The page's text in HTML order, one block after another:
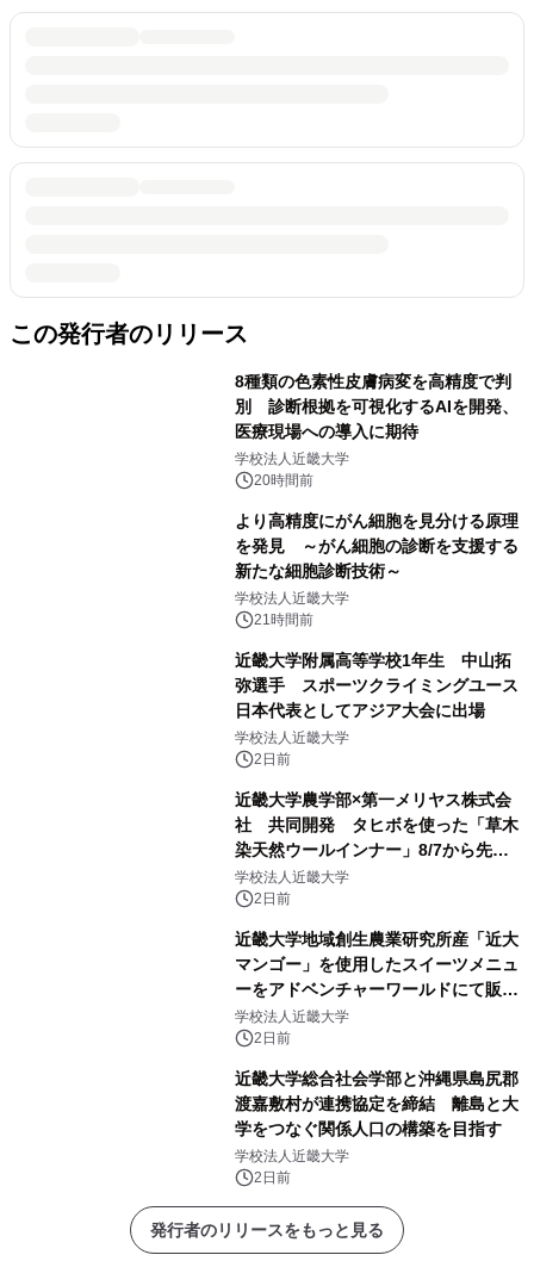
この発行者のリリース
8種類の色素性皮膚病変を高精度で判
別 診断根拠を可視化するAIを開発、
医療現場への導入に期待
学校法人近畿大学
20時間前
より高精度にがん細胞を見分ける原理
を発見 ～がん細胞の診断を支援する
新たな細胞診断技術～
学校法人近畿大学
21時間前
近畿大学附属高等学校1年生 中山拓
弥選手 スポーツクライミングユース
日本代表としてアジア大会に出場
学校法人近畿大学
2日前
近畿大学農学部×第一メリヤス株式会
社 共同開発 タヒボを使った「草木
染天然ウールインナー」8/7から先行
販売
学校法人近畿大学
2日前
近畿大学地域創生農業研究所産「近大
マンゴー」を使用したスイーツメニュ
ーをアドベンチャーワールドにて販売
します パークでしか味わえない期間
限定スイーツを楽しんで♪
学校法人近畿大学
2日前
近畿大学総合社会学部と沖縄県島尻郡
渡嘉敷村が連携協定を締結 離島と大
学をつなぐ関係人口の構築を目指す
学校法人近畿大学
2日前
発行者のリリースをもっと見る